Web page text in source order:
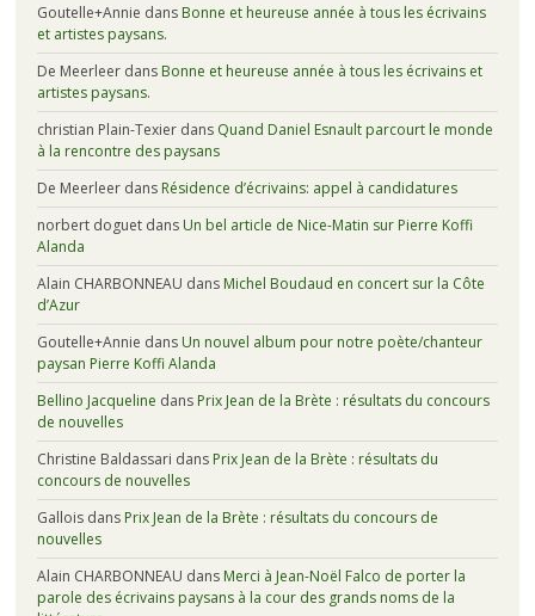
Goutelle+Annie dans Bonne et heureuse année à tous les écrivains
et artistes paysans.
De Meerleerdans Bonne et heureuse année à tous les écrivains et
artistes paysans.
christian Plain-Texierdans Quand Daniel Esnault parcourt le monde
à la rencontre des paysans
De Meerleerdans Résidence d’écrivains: appel à candidatures
norbert doguetdans Un bel article de Nice-Matin sur Pierre Koffi
Alanda
Alain CHARBONNEAU dans Michel Boudaud en concert sur la Côte
d’Azur
Goutelle+Annie dans Un nouvel album pour notre poète/chanteur
paysan Pierre Koffi Alanda
Bellino Jacqueline dans Prix Jean de la Brète : résultats du concours
de nouvelles
Christine Baldassari dans Prix Jean de la Brète : résultats du
concours de nouvelles
Galloisdans Prix Jean de la Brète : résultats du concours de
nouvelles
Alain CHARBONNEAU dans Merci à Jean-Noël Falco de porter la
parole des écrivains paysans à la cour des grands noms de la